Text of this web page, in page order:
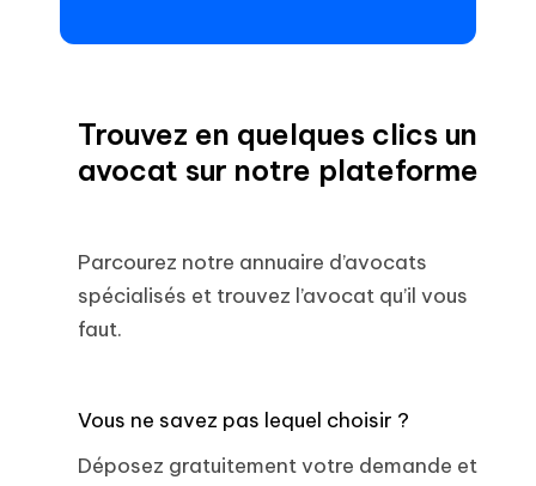
Trouvez en quelques clics un
avocat sur notre plateforme
Parcourez notre annuaire d’avocats
spécialisés et trouvez l’avocat qu’il vous
faut.
Vous ne savez pas lequel choisir ?
Déposez gratuitement votre demande et